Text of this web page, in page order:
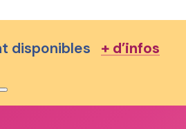
disponibles + d’infos